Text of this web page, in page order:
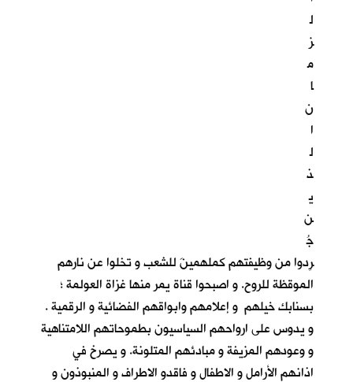
ل
ز
م
ا
ن
ا
ل
ذ
ي
ن
جُ
رِدوا من وظيفتهم كملهمينَ للشعب و تخلوا عن نارهم
الموقظة للروح. و اصبحوا قناة يمر منها غزاة العولمة ؛
بسنابك خيلهم و إعلامهم وابواقهم الفضائية و الرقمية .
و يدوس على ارواحهم السياسيون بطموحاتهم اللامتناهية
و وعودهم المزيفة و مبادئهم المتلونة. و يصرخ في
اذانهم الأرامل و الاطفال و فاقدو الاطراف و المنبوذون و